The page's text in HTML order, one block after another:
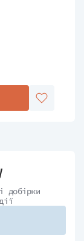
добірки